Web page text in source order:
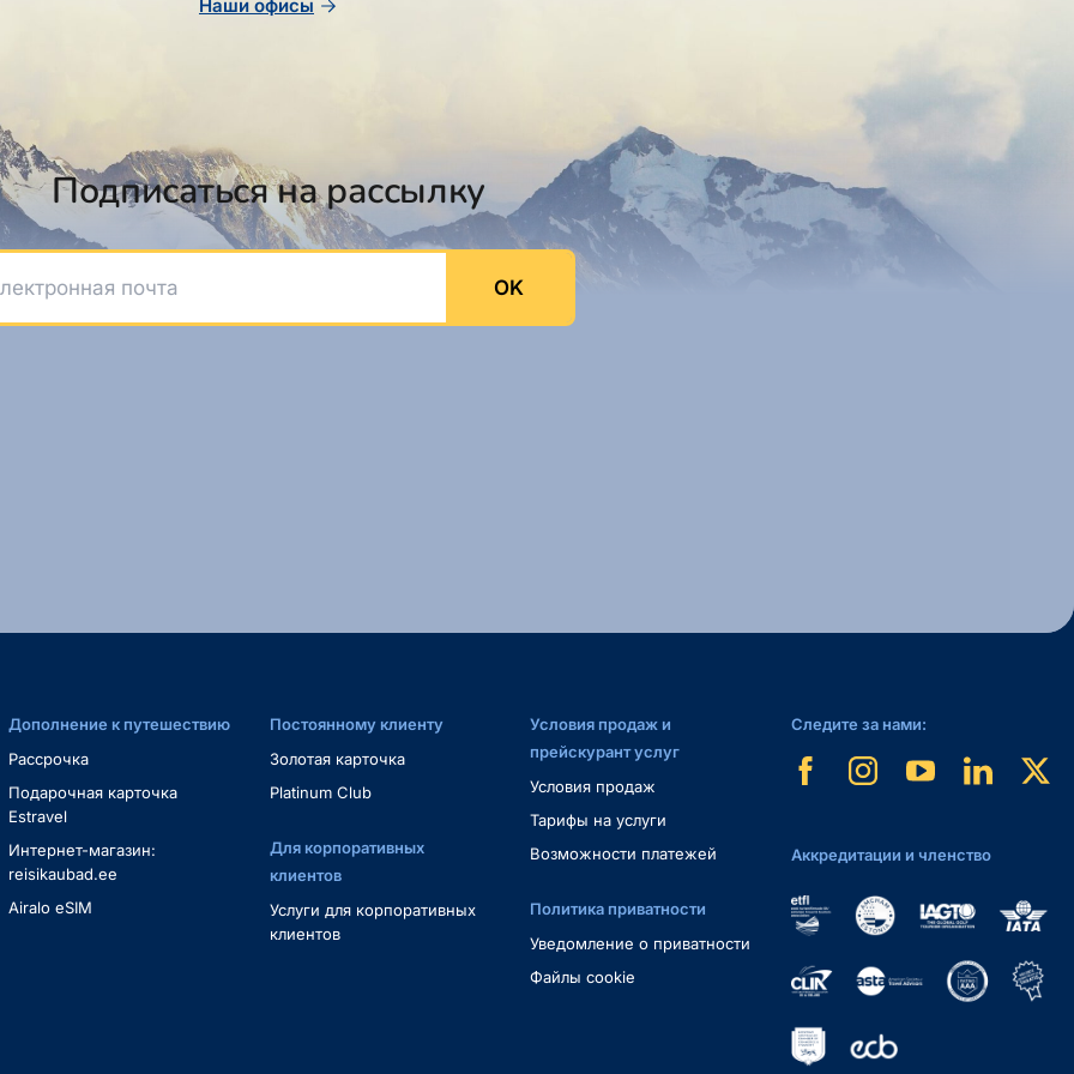
Наши офисы
Подписаться на рассылку
OK
Дополнение к путешествию
Рассрочка
Подарочная карточка
Estravel
Интернет-магазин:
reisikaubad.ee
Airalo eSIM
Постоянному клиенту
Золотая карточка
Platinum Club
Для корпоративных
клиентов
Услуги для корпоративных
клиентов
Условия продаж и
прейскурант услуг
Условия продаж
Тарифы на услуги
Возможности платежей
Политика приватности
Уведомление о приватности
Файлы cookie
Следите за нами:
Аккредитации и членство